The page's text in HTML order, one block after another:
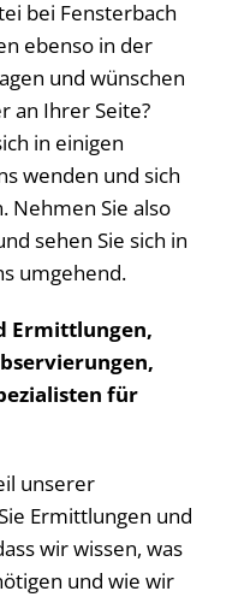
bei Fensterbach
ebenso in der
und wünschen
an Ihrer Seite?
in einigen
wenden und sich
Nehmen Sie also
sehen Sie sich in
umgehend.
Ermittlungen,
für
unserer
Ermittlungen und
wir wissen, was
und wie wir